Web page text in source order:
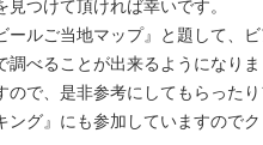
見つけて頂ければ幸いです。
ールご当地マップ』と題して、
調べることが出来るようになりま
ので、是非参考にしてもらった
ング』にも参加していますので